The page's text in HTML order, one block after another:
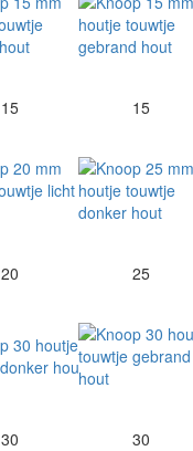
15 15
20 25
30 30